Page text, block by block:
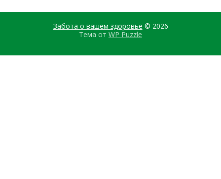
Забота о вашем здоровье © 2026
Тема от WP Puzzle